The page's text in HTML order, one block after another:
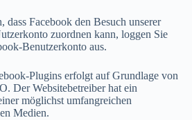
dass Facebook den Besuch unserer
zuordnen kann, loggen Sie
Benutzerkonto aus.
Plugins erfolgt auf Grundlage von
Der Websitebetreiber hat ein
möglichst umfangreichen
Medien.